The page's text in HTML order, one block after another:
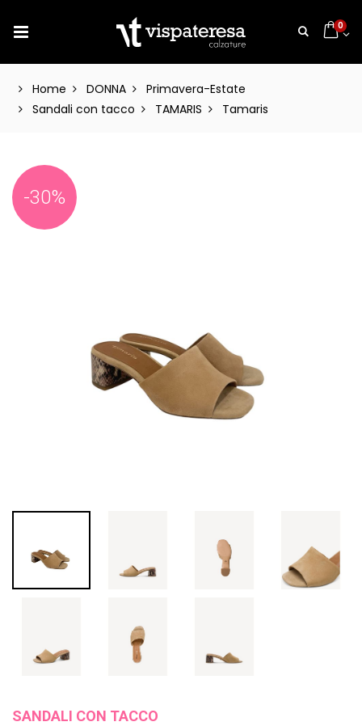
0
Home DONNA
Primavera-Estate
Sandali con tacco
TAMARIS Tamaris
-30%
SANDALI CON TACCO